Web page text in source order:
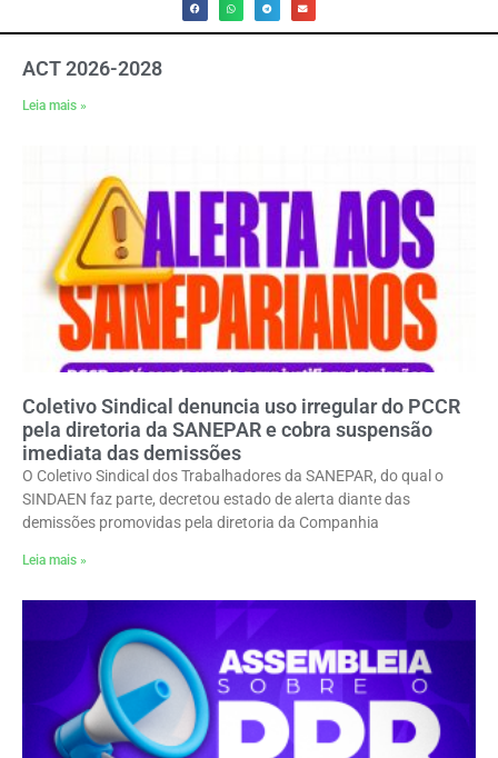
ACT 2026-2028
Leia mais »
Coletivo Sindical denuncia uso irregular do PCCR
pela diretoria da SANEPAR e cobra suspensão
imediata das demissões
O Coletivo Sindical dos Trabalhadores da SANEPAR, do qual o
SINDAEN faz parte, decretou estado de alerta diante das
demissões promovidas pela diretoria da Companhia
Leia mais »